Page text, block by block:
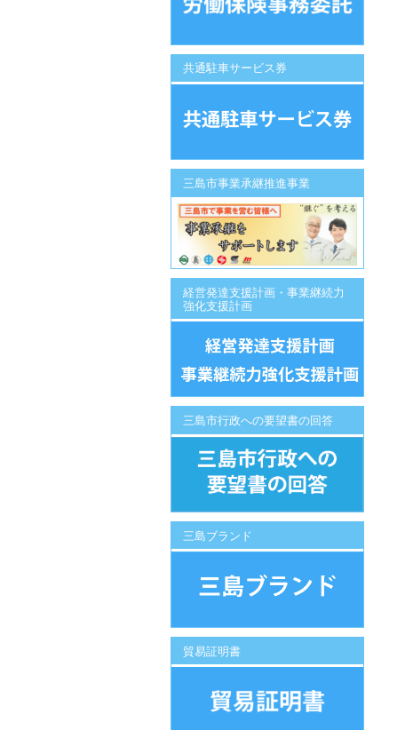
共通駐車サービス券
三島市事業承継推進事業
経営発達支援計画・事業継続力
強化支援計画
三島市行政への要望書の回答
三島ブランド
貿易証明書